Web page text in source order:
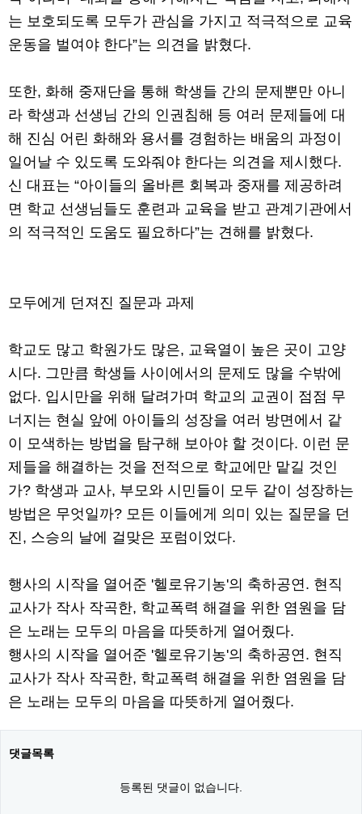
는 보호되도록 모두가 관심을 가지고 적극적으로 교육
운동을 벌여야 한다”는 의견을 밝혔다.
또한, 화해 중재단을 통해 학생들 간의 문제뿐만 아니
라 학생과 선생님 간의 인권침해 등 여러 문제들에 대
해 진심 어린 화해와 용서를 경험하는 배움의 과정이
일어날 수 있도록 도와줘야 한다는 의견을 제시했다.
신 대표는 “아이들의 올바른 회복과 중재를 제공하려
면 학교 선생님들도 훈련과 교육을 받고 관계기관에서
의 적극적인 도움도 필요하다”는 견해를 밝혔다.
모두에게 던져진 질문과 과제
학교도 많고 학원가도 많은, 교육열이 높은 곳이 고양
시다. 그만큼 학생들 사이에서의 문제도 많을 수밖에
없다. 입시만을 위해 달려가며 학교의 교권이 점점 무
너지는 현실 앞에 아이들의 성장을 여러 방면에서 같
이 모색하는 방법을 탐구해 보아야 할 것이다. 이런 문
제들을 해결하는 것을 전적으로 학교에만 맡길 것인
가? 학생과 교사, 부모와 시민들이 모두 같이 성장하는
방법은 무엇일까? 모든 이들에게 의미 있는 질문을 던
진, 스승의 날에 걸맞은 포럼이었다.
행사의 시작을 열어준 '헬로유기농'의 축하공연. 현직
교사가 작사 작곡한, 학교폭력 해결을 위한 염원을 담
은 노래는 모두의 마음을 따뜻하게 열어줬다.
행사의 시작을 열어준 '헬로유기농'의 축하공연. 현직
교사가 작사 작곡한, 학교폭력 해결을 위한 염원을 담
은 노래는 모두의 마음을 따뜻하게 열어줬다.
댓글목록
등록된 댓글이 없습니다.